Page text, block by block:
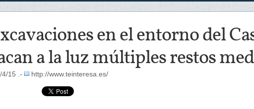
en el entorno del
a la luz múltiples restos
4/15 .- http://www.teinteresa.es/